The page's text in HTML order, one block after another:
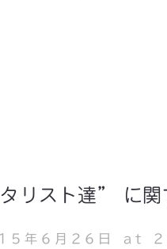
リスト達” に関
年6月26日 at